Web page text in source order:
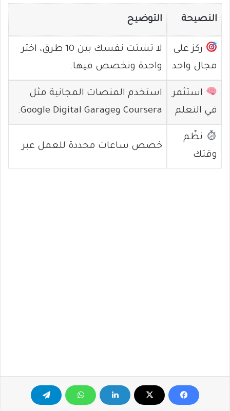
النصيحة التوضيح
ركز على
مجال واحد
لا تشتت نفسك بين 10 طرق، اختر
واحدة وتخصص فيها.
استثمر
في التعلم
استخدم المنصات المجانية مثل
Coursera وGoogle Digital Garage.
نظّم
وقتك
خصص ساعات محددة للعمل عبر